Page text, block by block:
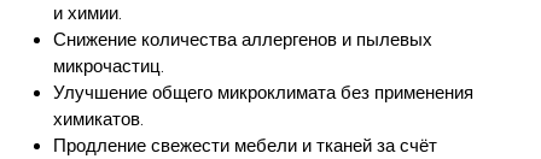
и химии.
Снижение количества аллергенов и пылевых
микрочастиц.
Улучшение общего микроклимата без применения
химикатов.
Продление свежести мебели и тканей за счёт